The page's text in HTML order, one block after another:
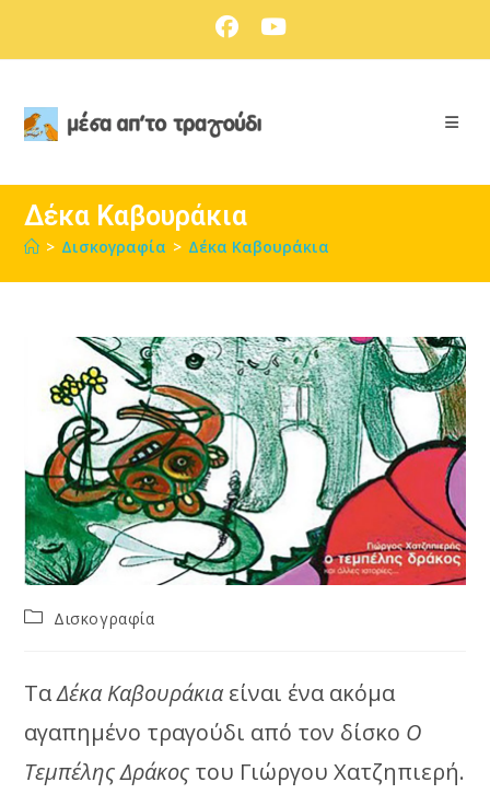
Δέκα Καβουράκια
> Δισκογραφία > Δέκα Καβουράκια
PostΔισκογραφία
ΤαΔέκα Καβουράκια είναι ένα ακόμα
αγαπημένο τραγούδι από τον δίσκο Ο
Τεμπέλης Δράκος του Γιώργου Χατζηπιερή.